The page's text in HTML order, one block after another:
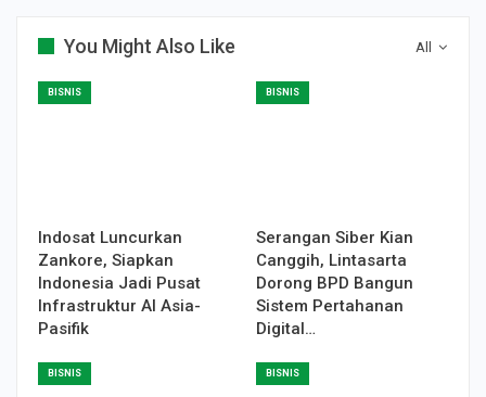
All
You Might Also Like
BISNIS
Indosat Luncurkan
Zankore, Siapkan
Indonesia Jadi Pusat
Infrastruktur AI Asia-
Pasifik
BISNIS
Serangan Siber Kian
Canggih, Lintasarta
Dorong BPD Bangun
Sistem Pertahanan
Digital…
BISNIS BISNIS